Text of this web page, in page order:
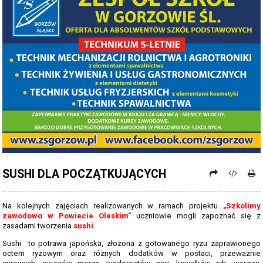
PROCEDURY NAUKI ZDALNEJ
PROCEDURY BEZPIECZEŃSTWA - COVID-19 - OD 15 WRZEŚNIA 2021
PREZENTACJA SZKOŁY 2026 - 2027
ZDJĘCIA GRUPOWE 2022 - 2023
KADRA PEDAGOGICZNA
DANE OSOBOWE
PROJEKT: "NOWE SPOJRZENIE - NOWE MOŻLIWOŚCI - SPOJRZENIE W
PRZYSZŁOŚĆ"
NABÓR NA ROK SZKOLNY 2026/2027
NASZE KIERUNKI TECHNIKUM - 2026-2027 - OPIS
REGULAMIN REKRUTACJI SZKOŁY DZIENNE 2026-2027
SUSHI DLA POCZĄTKUJĄCYCH
Na kolejnych zajęciach realizowanych w ramach projektu „Szkolimy
zawodowo w Powiecie Oleskim” uczniowie mogli zapoznać się z
zasadami tworzenia sushi.
Sushi to potrawa japońska, złożona z gotowanego ryżu zaprawionego
octem ryżowym oraz różnych dodatków w postaci, przeważnie